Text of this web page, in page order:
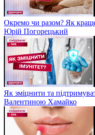
Окремо чи разом? Як
Юрій Погорецький
Як зміцнити та
Валентиною Хамайко